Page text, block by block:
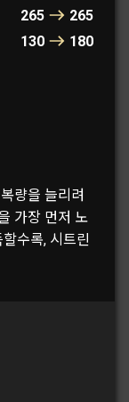
265
265
130 180
량을 늘리려
가장 먼저 노
수록, 시트린